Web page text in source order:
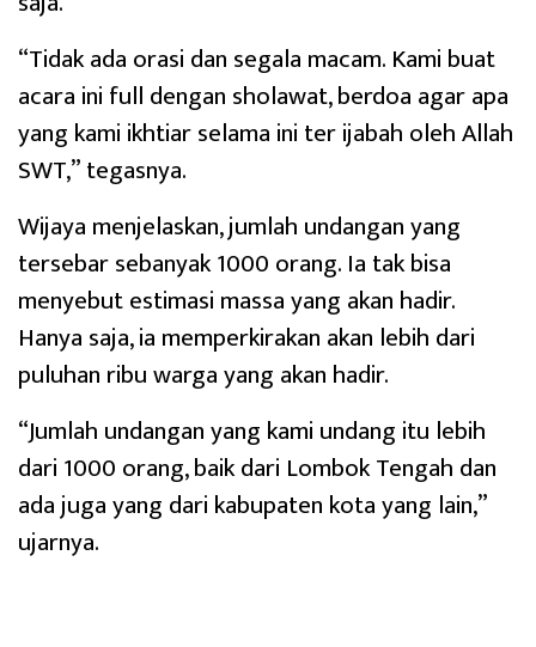
“Tidak ada orasi dan segala macam. Kami buat
acara ini full dengan sholawat, berdoa agar apa
yang kami ikhtiar selama ini ter ijabah oleh Allah
SWT,” tegasnya.
Wijaya menjelaskan, jumlah undangan yang
tersebar sebanyak 1000 orang. Ia tak bisa
menyebut estimasi massa yang akan hadir.
Hanya saja, ia memperkirakan akan lebih dari
puluhan ribu warga yang akan hadir.
“Jumlah undangan yang kami undang itu lebih
dari 1000 orang, baik dari Lombok Tengah dan
ada juga yang dari kabupaten kota yang lain,”
ujarnya.